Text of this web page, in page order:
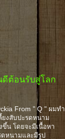
ดีต้อนรับสู่โลก
From " Q " ผมทำ
ยงสับปะรดหนาม
ขึ้น โดยจะมีเนื้อหา
ดหนามและมีรูป